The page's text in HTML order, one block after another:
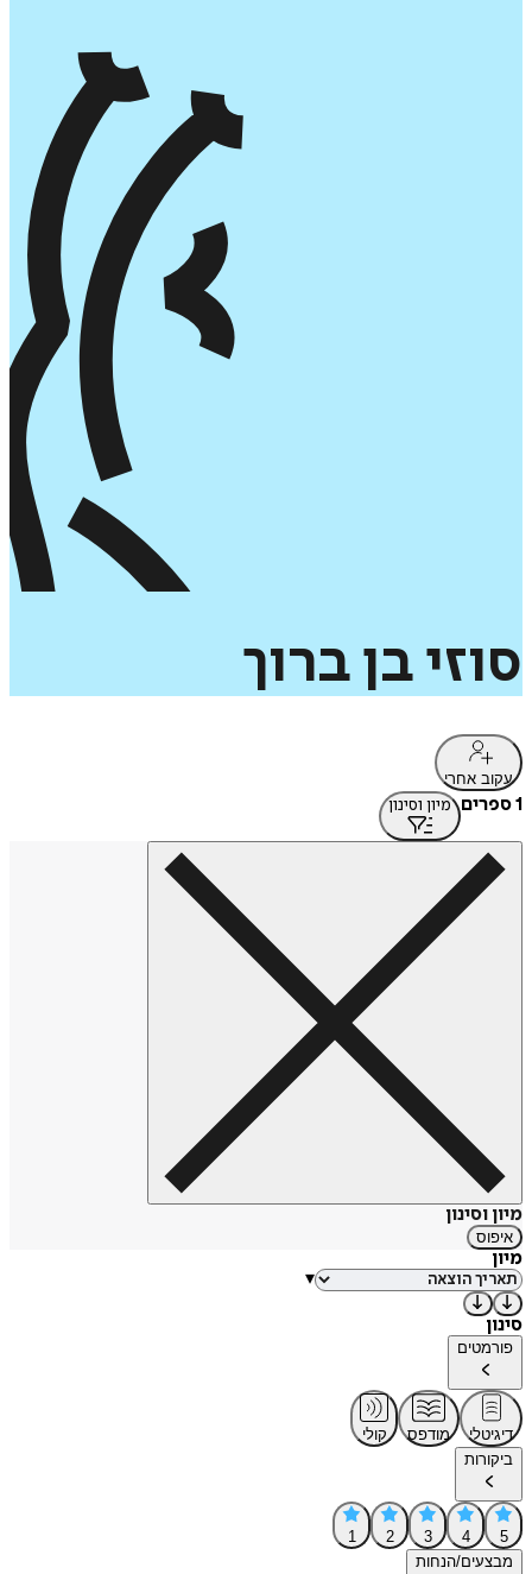
סוזי בן ברוך
עקוב אחרי
1 ספרים מיון וסינון
מיון וסינון
איפוס
מיון
▾
סינון
פורמטים
דיגיטלי מודפס
קולי
ביקורות
5
4
3
2
1
מבצעים/הנחות